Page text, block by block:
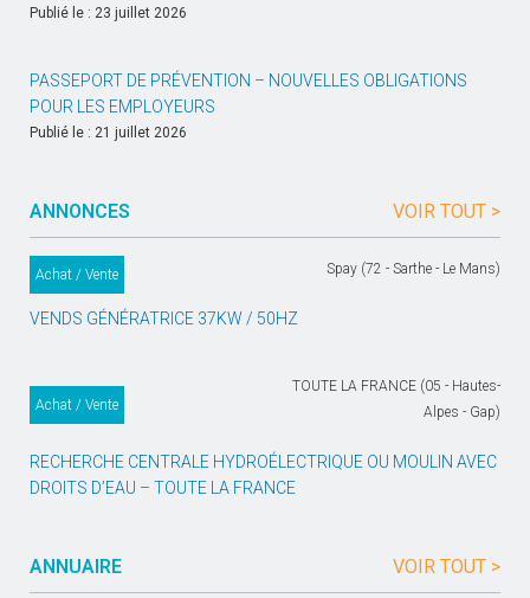
Publié le : 23 juillet 2026
PASSEPORT DE PRÉVENTION – NOUVELLES OBLIGATIONS
POUR LES EMPLOYEURS
Publié le : 21 juillet 2026
ANNONCES VOIR TOUT >
Achat / Vente Spay (72 - Sarthe - Le Mans)
VENDS GÉNÉRATRICE 37KW / 50HZ
Achat / Vente
TOUTE LA FRANCE (05 - Hautes-
Alpes - Gap)
RECHERCHE CENTRALE HYDROÉLECTRIQUE OU MOULIN AVEC
DROITS D’EAU – TOUTE LA FRANCE
ANNUAIRE VOIR TOUT >